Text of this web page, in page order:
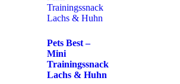
Pets Best –
Mini
Trainingssnack
Lachs & Huhn